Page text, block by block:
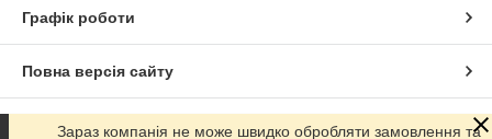
Графік роботи
Повна версія сайту
Сайт створено на маркетплейсіProm.ua
Зараз компанія не може швидко обробляти замовлення та